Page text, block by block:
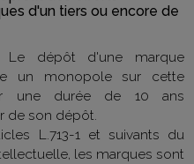
d'un tiers ou encore de
Le dépôt d'une marque
un monopole sur cette
une durée de 10 ans
de son dépôt.
L.713-1 et suivants du
les marques sont